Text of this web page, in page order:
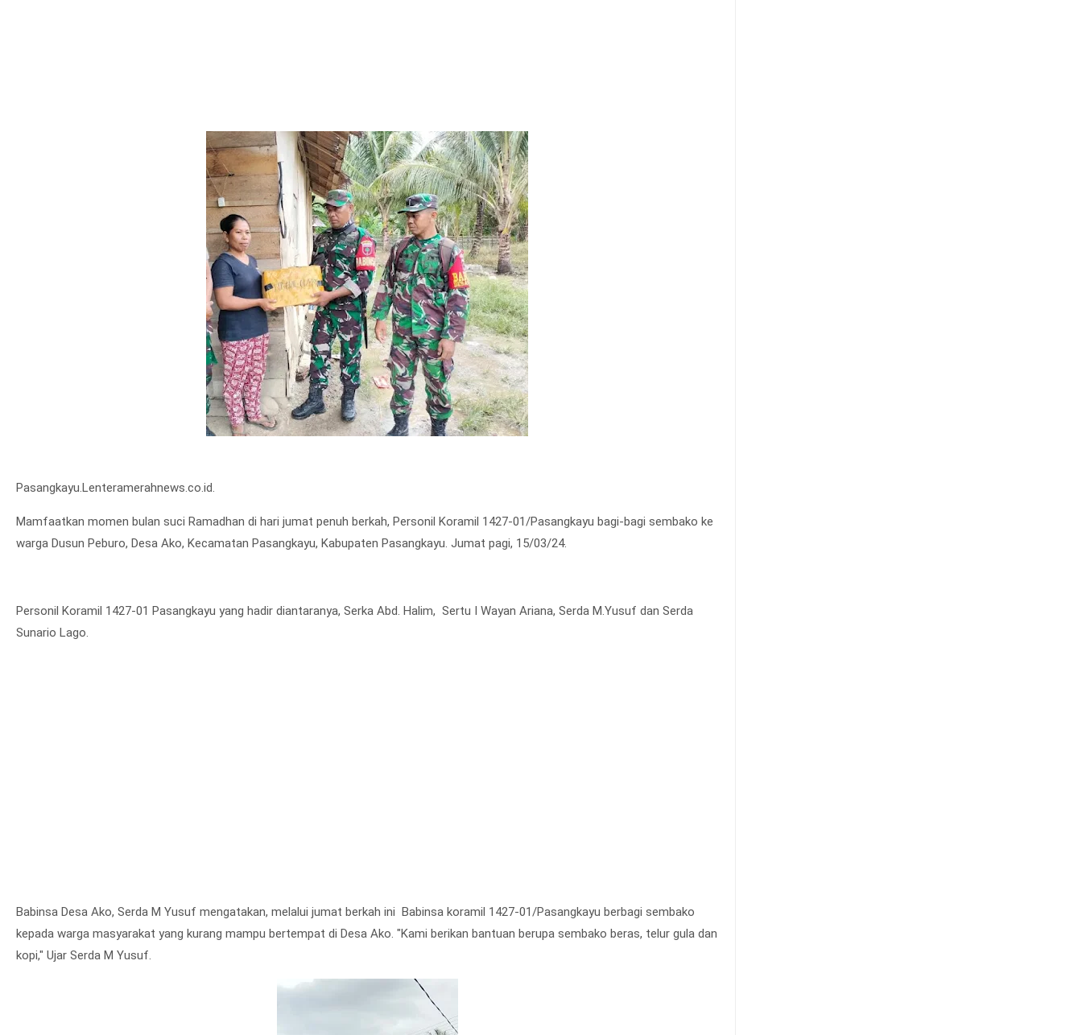
Pasangkayu.Lenteramerahnews.co.id.
Mamfaatkan momen bulan suci Ramadhan di hari jumat penuh berkah, Personil Koramil 1427-01/Pasangkayu bagi-bagi sembako ke
warga Dusun Peburo, Desa Ako, Kecamatan Pasangkayu, Kabupaten Pasangkayu. Jumat pagi, 15/03/24.
Personil Koramil 1427-01 Pasangkayu yang hadir diantaranya, Serka Abd. Halim, Sertu I Wayan Ariana, Serda M.Yusuf dan Serda
Sunario Lago.
Babinsa Desa Ako, Serda M Yusuf mengatakan, melalui jumat berkah ini Babinsa koramil 1427-01/Pasangkayu berbagi sembako
kepada warga masyarakat yang kurang mampu bertempat di Desa Ako. "Kami berikan bantuan berupa sembako beras, telur gula dan
kopi," Ujar Serda M Yusuf.